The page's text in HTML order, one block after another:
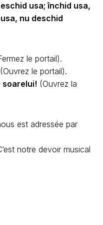
usa; închid usa,
nu deschid
le portail).
(Ouvrez le portail).
soarelui! (Ouvrez la
est adressée par
notre devoir musical